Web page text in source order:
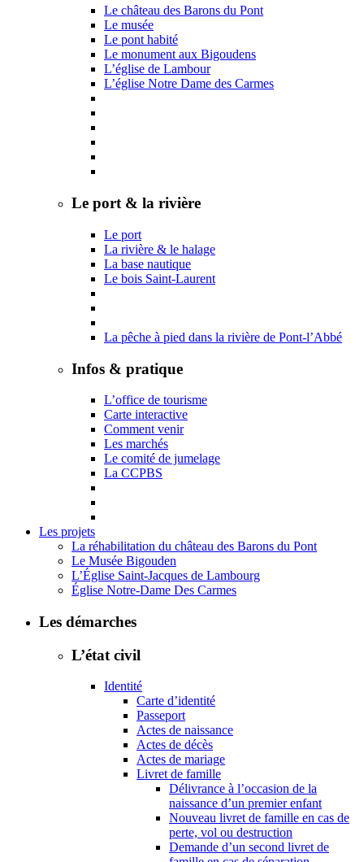
Le château des Barons du Pont
Le musée
Le pont habité
Le monument aux Bigoudens
L’église de Lambour
L’église Notre Dame des Carmes
Le port & la rivière
Le port
La rivière & le halage
La base nautique
Le bois Saint-Laurent
La pêche à pied dans la rivière de Pont-l’Abbé
Infos & pratique
L’office de tourisme
Carte interactive
Comment venir
Les marchés
Le comité de jumelage
La CCPBS
Les projets
La réhabilitation du château des Barons du Pont
Le Musée Bigouden
L’Église Saint-Jacques de Lambourg
Église Notre-Dame Des Carmes
Les démarches
L’état civil
Identité
Carte d’identité
Passeport
Actes de naissance
Actes de décès
Actes de mariage
Livret de famille
Délivrance à l’occasion de la
naissance d’un premier enfant
Nouveau livret de famille en cas de
perte, vol ou destruction
Demande d’un second livret de